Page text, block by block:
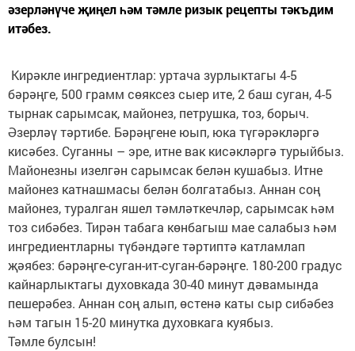
әзерләнүче җиңел һәм тәмле ризык рецепты тәкъдим
итәбез.
Кирәкле ингредиентлар: уртача зурлыктагы 4-5
бәрәңге, 500 грамм сөяксез сыер ите, 2 баш суган, 4-5
тырнак сарымсак, майонез, петрушка, тоз, борыч.
Әзерләү тәртибе. Бәрәңгене юып, юка түгәрәкләргә
кисәбез. Суганны – эре, итне вак кисәкләргә турыйбыз.
Майонезны изелгән сарымсак белән кушабыз. Итне
майонез катнашмасы белән болгатабыз. Аннан соң
майонез, туралган яшел тәмләткечләр, сарымсак һәм
тоз сибәбез. Тирән табага көнбагыш мае салабыз һәм
ингредиентларны түбәндәге тәртиптә катламлап
җәябез: бәрәңге-суган-ит-суган-бәрәңге. 180-200 градус
кайнарлыктагы духовкада 30-40 минут дәвамында
пешерәбез. Аннан соң алып, өстенә каты сыр сибәбез
һәм тагын 15-20 минутка духовкага куябыз.
Тәмле булсын!